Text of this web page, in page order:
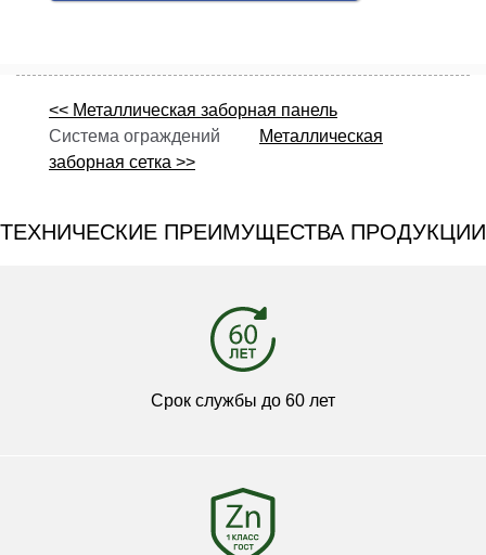
<< Металлическая заборная панель
Система ограждений
Металлическая
заборная сетка >>
ТЕХНИЧЕСКИЕ ПРЕИМУЩЕСТВА ПРОДУКЦИИ
Срок службы до 60 лет